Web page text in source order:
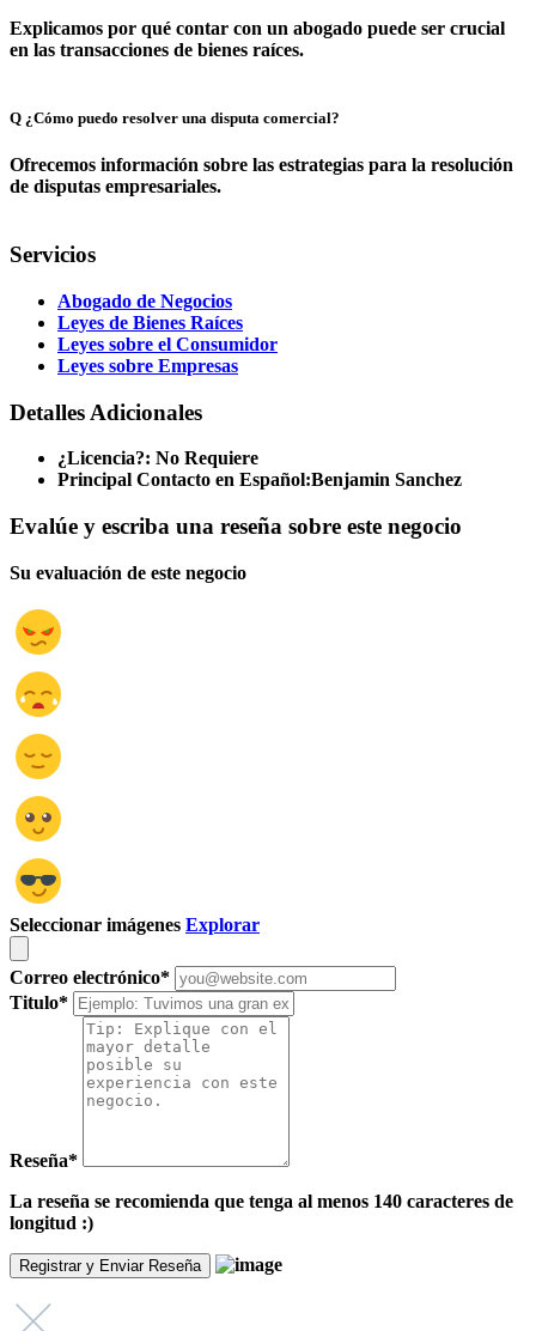
Explicamos por qué contar con un abogado puede ser crucial
en las transacciones de bienes raíces.
Q ¿Cómo puedo resolver una disputa comercial?
Ofrecemos información sobre las estrategias para la resolución
de disputas empresariales.
Servicios
Abogado de Negocios
Leyes de Bienes Raíces
Leyes sobre el Consumidor
Leyes sobre Empresas
Detalles Adicionales
¿Licencia?: No Requiere
Principal Contacto en Español:Benjamin Sanchez
Evalúe y escriba una reseña sobre este negocio
Su evaluación de este negocio
Seleccionar imágenes Explorar
Correo electrónico*
Titulo*
Reseña*
La reseña se recomienda que tenga al menos 140 caracteres de
longitud :)